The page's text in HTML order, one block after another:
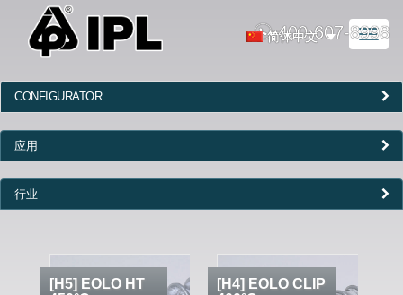
400-607-8998
简体中文
CONFIGURATOR
应用
行业
[H5] EOLO HT
[H4] EOLO CLIP